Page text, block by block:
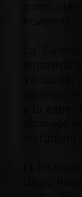
como
La
carteles,
y la
domingo
El
Diego